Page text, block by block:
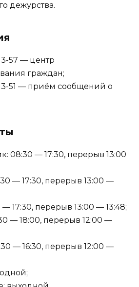
дежурства.
57 — центр
граждан;
51 — приём сообщений о
08:30 — 17:30, перерыв 13:00
— 17:30, перерыв 13:00 —
17:30, перерыв 13:00 — 13:48;
— 18:00, перерыв 12:00 —
— 16:30, перерыв 12:00 —